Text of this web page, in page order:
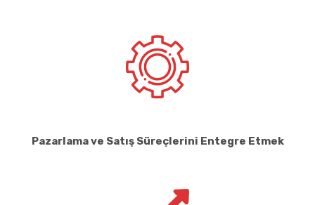
Pazarlama ve Satış Süreçlerini Entegre Etmek